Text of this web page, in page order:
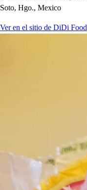
Soto, Hgo., Mexico
Ver en el sitio de DiDi Food